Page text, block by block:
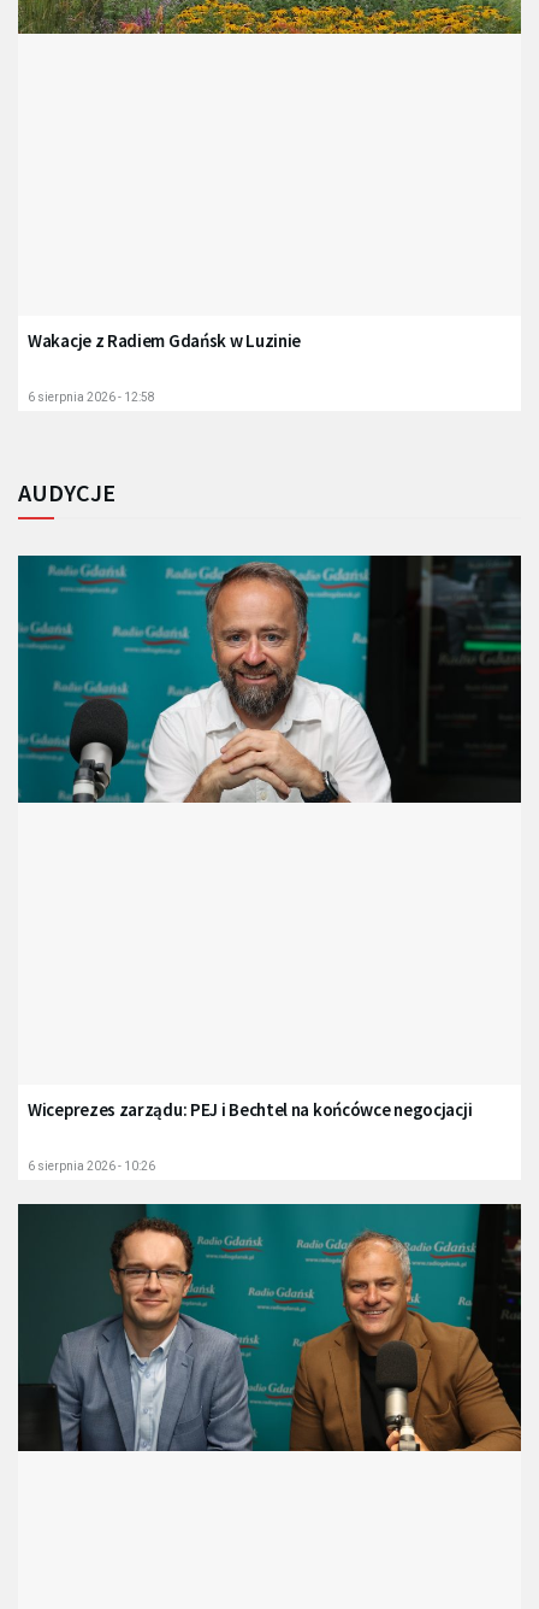
Wakacje z Radiem Gdańsk w Luzinie
6 sierpnia 2026 - 12:58
AUDYCJE
Wiceprezes zarządu: PEJ i Bechtel na końcówce negocjacji
6 sierpnia 2026 - 10:26